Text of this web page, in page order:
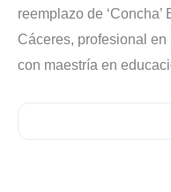
reemplazo de
Cáceres, profesional
con maestría en